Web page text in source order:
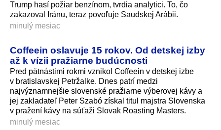
Trump hasí požiar benzínom, tvrdia analytici. To, čo
zakazoval Iránu, teraz povoľuje Saudskej Arábii.
minulý mesiac
Coffeein oslavuje 15 rokov. Od detskej izby
až k vízii pražiarne budúcnosti
Pred pätnástimi rokmi vznikol Coffeein v detskej izbe
v bratislavskej Petržalke. Dnes patrí medzi
najvýznamnejšie slovenské pražiarne výberovej kávy a
jej zakladateľ Peter Szabó získal titul majstra Slovenska
v pražení kávy na súťaži Slovak Roasting Masters.
minulý mesiac